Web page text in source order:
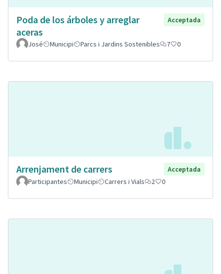
Poda de los árboles y arreglar
aceras
Acceptada
José Municipi Parcs i Jardins Sostenibles 7 0
Arrenjament de carrers
Acceptada
Participantes
Municipi Carrers i Vials 2 0